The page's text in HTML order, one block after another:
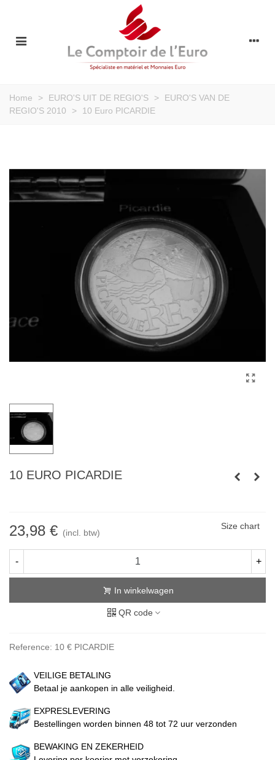
Home > EURO'S UIT DE REGIO'S >
EURO'S VAN DE
REGIO'S 2010
> 10 Euro PICARDIE
10 EURO PICARDIE
23,98 € (incl. btw)
Size chart
- +
In winkelwagen
QR code
Reference: 10 € PICARDIE
VEILIGE BETALING
Betaal je aankopen in alle veiligheid.
EXPRESLEVERING
Bestellingen worden binnen 48 tot 72 uur verzonden
BEWAKING EN ZEKERHEID